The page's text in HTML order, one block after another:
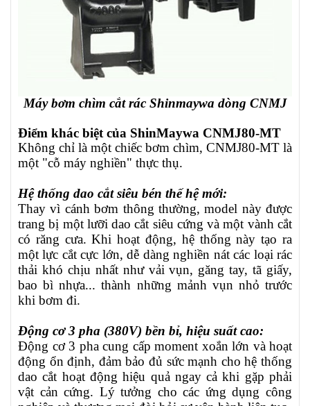
Máy bơm chìm cắt rác Shinmaywa dòng CNMJ
Điểm khác biệt của ShinMaywa CNMJ80-MT
Không chỉ là một chiếc bơm chìm, CNMJ80-MT là
một "cỗ máy nghiền" thực thụ.
Hệ thống dao cắt siêu bén thế hệ mới:
Thay vì cánh bơm thông thường, model này được
trang bị một lưỡi dao cắt siêu cứng và một vành cắt
có răng cưa. Khi hoạt động, hệ thống này tạo ra
một lực cắt cực lớn, dễ dàng nghiền nát các loại rác
thải khó chịu nhất như vải vụn, găng tay, tã giấy,
bao bì nhựa... thành những mảnh vụn nhỏ trước
khi bơm đi.
Động cơ 3 pha (380V) bền bỉ, hiệu suất cao:
Động cơ 3 pha cung cấp moment xoắn lớn và hoạt
động ổn định, đảm bảo đủ sức mạnh cho hệ thống
dao cắt hoạt động hiệu quả ngay cả khi gặp phải
vật cản cứng. Lý tưởng cho các ứng dụng công